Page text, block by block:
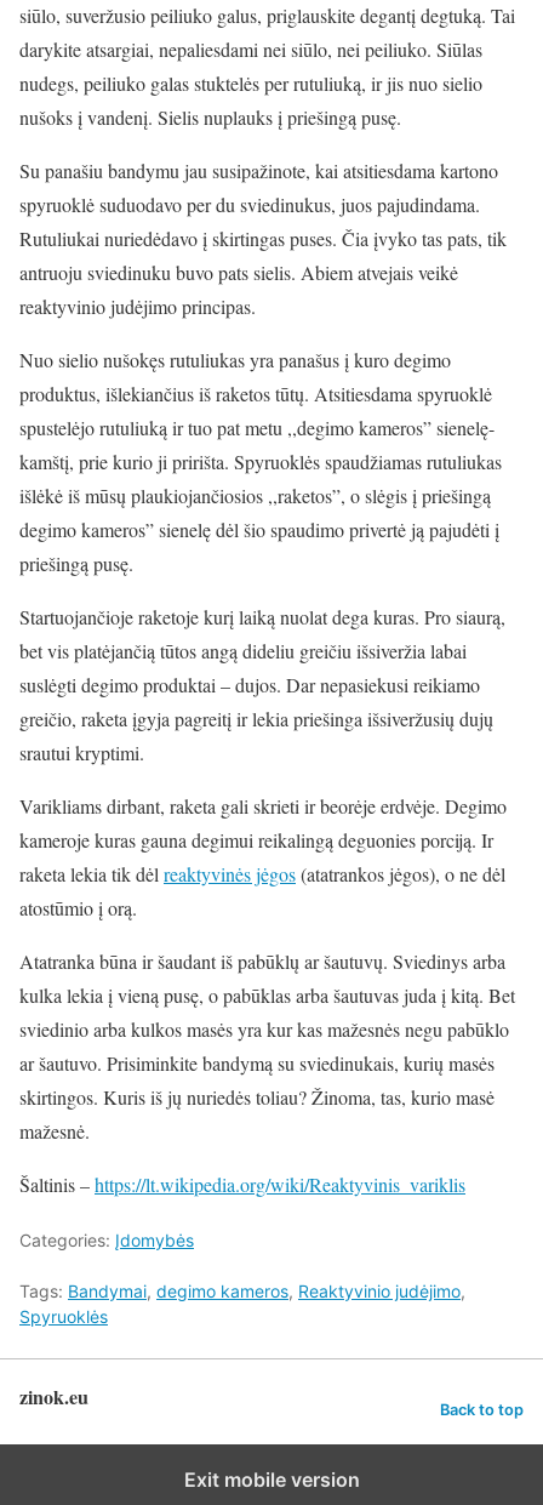
siūlo, suveržusio peiliuko galus, priglauskite degantį degtuką. Tai
darykite atsargiai, nepaliesdami nei siūlo, nei peiliuko. Siūlas
nudegs, peiliuko galas stuktelės per rutuliuką, ir jis nuo sielio
nušoks į vandenį. Sielis nuplauks į priešingą pusę.
Su panašiu bandymu jau susipažinote, kai atsitiesdama kartono
spyruoklė suduodavo per du sviedinukus, juos pajudindama.
Rutuliukai nuriedėdavo į skirtingas puses. Čia įvyko tas pats, tik
antruoju sviedinuku buvo pats sielis. Abiem atvejais veikė
reaktyvinio judėjimo principas.
Nuo sielio nušokęs rutuliukas yra panašus į kuro degimo
produktus, išlekiančius iš raketos tūtų. Atsitiesdama spyruoklė
spustelėjo rutuliuką ir tuo pat metu ,,degimo kameros” sienelę-
kamštį, prie kurio ji pririšta. Spyruoklės spaudžiamas rutuliukas
išlėkė iš mūsų plaukiojančiosios ,,raketos”, o slėgis į priešingą
degimo kameros” sienelę dėl šio spaudimo privertė ją pajudėti į
priešingą pusę.
Startuojančioje raketoje kurį laiką nuolat dega kuras. Pro siaurą,
bet vis platėjančią tūtos angą dideliu greičiu išsiveržia labai
suslėgti degimo produktai – dujos. Dar nepasiekusi reikiamo
greičio, raketa įgyja pagreitį ir lekia priešinga išsiveržusių dujų
srautui kryptimi.
Varikliams dirbant, raketa gali skrieti ir beorėje erdvėje. Degimo
kameroje kuras gauna degimui reikalingą deguonies porciją. Ir
raketa lekia tik dėlreaktyvinės jėgos(atatrankos jėgos), o ne dėl
atostūmio į orą.
Atatranka būna ir šaudant iš pabūklų ar šautuvų. Sviedinys arba
kulka lekia į vieną pusę, o pabūklas arba šautuvas juda į kitą. Bet
sviedinio arba kulkos masės yra kur kas mažesnės negu pabūklo
ar šautuvo. Prisiminkite bandymą su sviedinukais, kurių masės
skirtingos. Kuris iš jų nuriedės toliau? Žinoma, tas, kurio masė
mažesnė.
Šaltinis –https://lt.wikipedia.org/wiki/Reaktyvinis_variklis
Categories: Įdomybės
Tags: Bandymai, degimo kameros, Reaktyvinio judėjimo,
Spyruoklės
zinok.eu Back to top
Exit mobile version